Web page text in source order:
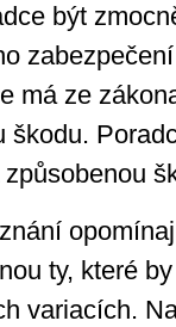
být
má ze
ty, které
variacích.